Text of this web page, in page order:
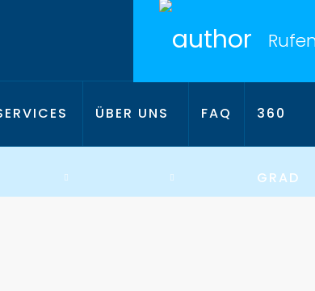
ÜBER UNS FAQ 360
GRAD